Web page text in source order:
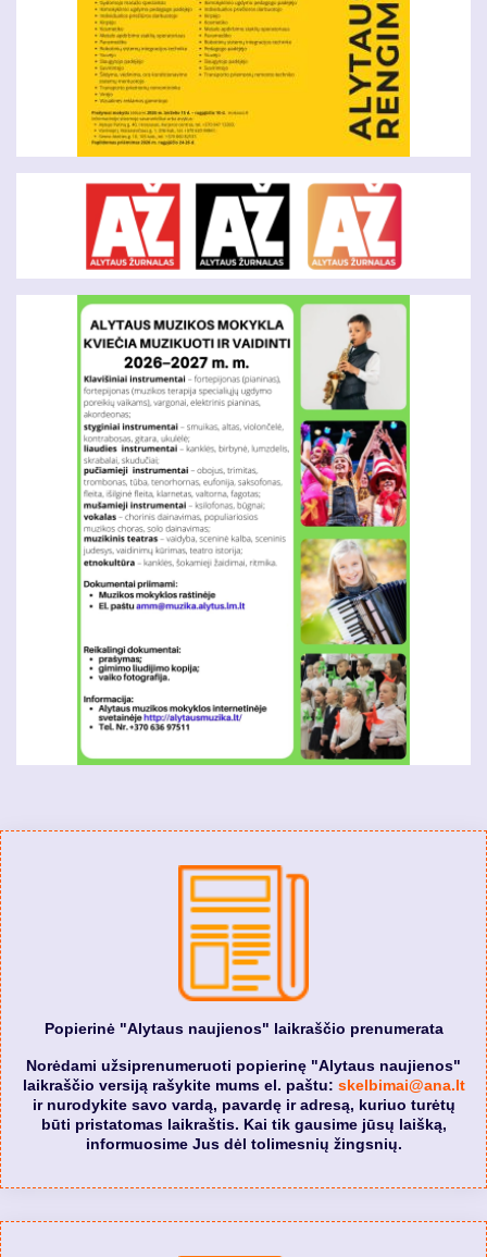
Popierinė "Alytaus naujienos" laikraščio prenumerata
Norėdami užsiprenumeruoti popierinę "Alytaus naujienos"
laikraščio versiją rašykite mums el. paštu: skelbimai@ana.lt
ir nurodykite savo vardą, pavardę ir adresą, kuriuo turėtų
būti pristatomas laikraštis. Kai tik gausime jūsų laišką,
informuosime Jus dėl tolimesnių žingsnių.